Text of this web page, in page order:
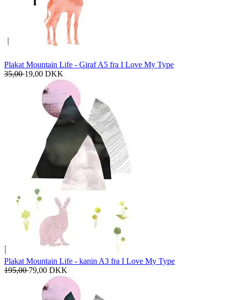
Plakat Mountain Life - Giraf A5 fra I Love My Type
35,0019,00 DKK
Plakat Mountain Life - kanin A3 fra I Love My Type
195,0079,00 DKK